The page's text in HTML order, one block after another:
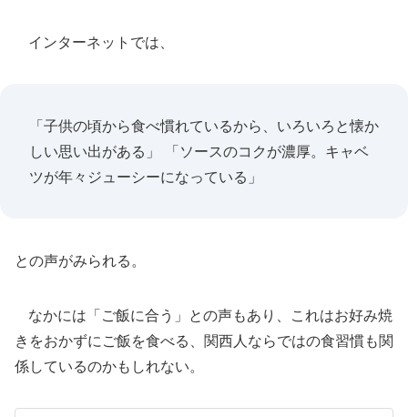
インターネットでは、
「子供の頃から食べ慣れているから、いろいろと懐か
しい思い出がある」 「ソースのコクが濃厚。キャベ
ツが年々ジューシーになっている」
との声がみられる。
なかには「ご飯に合う」との声もあり、これはお好み焼
きをおかずにご飯を食べる、関西人ならではの食習慣も関
係しているのかもしれない。